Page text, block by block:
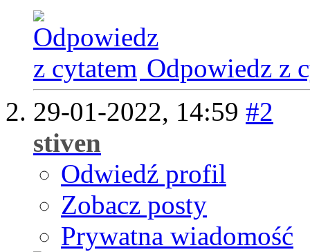
Odpowiedz z
29-01-2022, 14:59 #2
stiven
Odwiedź profil
Zobacz posty
Prywatna wiadomość